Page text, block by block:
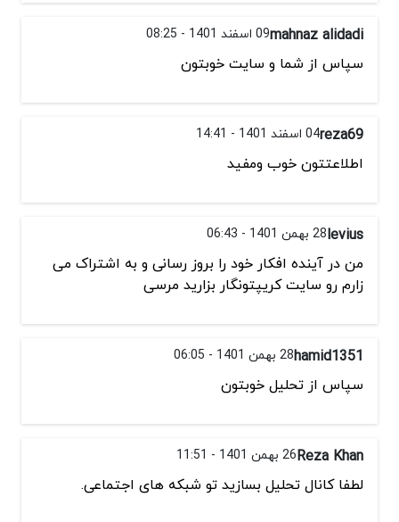
mahnaz alidadi09 اسفند 1401 - 08:25
سپاس از شما و سایت خوبتون
reza6904 اسفند 1401 - 14:41
اطلاعتتون خوب ومفید
levius28 بهمن 1401 - 06:43
من در آینده افکار خود را بروز رسانی و به اشتراک می
زارم رو سایت کریپتونگار بزارید مرسی
hamid135128 بهمن 1401 - 06:05
سپاس از تحلیل خوبتون
Reza Khan26 بهمن 1401 - 11:51
لطفا کانال تحلیل بسازید تو شبکه های اجتماعی.